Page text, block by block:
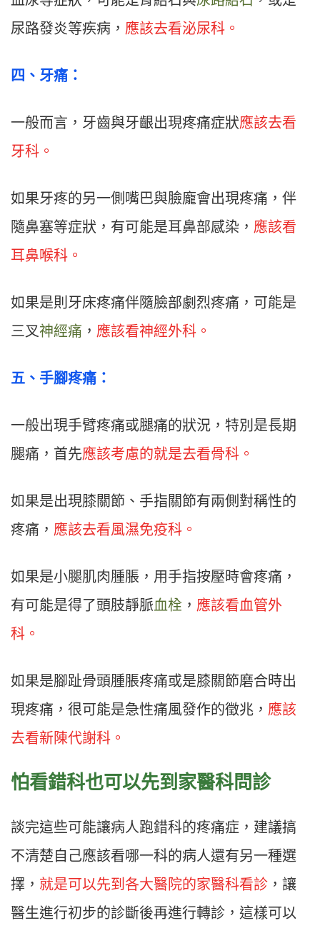
尿路發炎等疾病， 應該去看泌尿科。
四、牙痛：
一般而言，牙齒與牙齦出現疼痛症狀應該去看
牙科。
如果牙疼的另一側嘴巴與臉龐會出現疼痛，伴
隨鼻塞等症狀，有可能是耳鼻部感染， 應該看
耳鼻喉科。
如果是則牙床疼痛伴隨臉部劇烈疼痛，可能是
三叉神經痛 ， 應該看神經外科。
五、手腳疼痛：
一般出現手臂疼痛或腿痛的狀況，特別是長期
腿痛，首先應該考慮的就是去看骨科。
如果是出現膝關節、手指關節有兩側對稱性的
疼痛， 應該去看風濕免疫科。
如果是小腿肌肉腫脹，用手指按壓時會疼痛，
有可能是得了頭肢靜脈血栓 ， 應該看血管外
科。
如果是腳趾骨頭腫脹疼痛或是膝關節磨合時出
現疼痛，很可能是急性痛風發作的徵兆， 應該
去看新陳代謝科。
怕看錯科也可以先到家醫科問診
談完這些可能讓病人跑錯科的疼痛症，建議搞
不清楚自己應該看哪一科的病人還有另一種選
擇， 就是可以先到各大醫院的家醫科看診 ，讓
醫生進行初步的診斷後再進行轉診，這樣可以